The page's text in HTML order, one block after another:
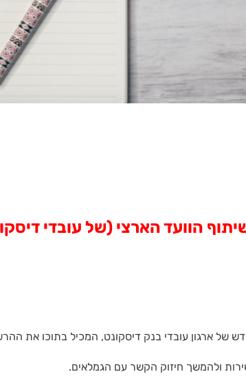
הוועד הארצי (של עובדי
ארגון עובדי בנק דיסקונט, המכיל בתוכו את
ולהמשך חיזוק הקשר עם הגמלאים.